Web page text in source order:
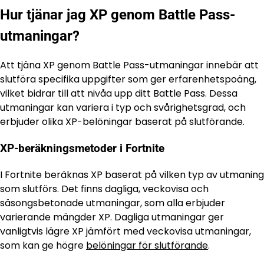
Hur tjänar jag XP genom Battle Pass-
utmaningar?
Att tjäna XP genom Battle Pass-utmaningar innebär att
slutföra specifika uppgifter som ger erfarenhetspoäng,
vilket bidrar till att nivåa upp ditt Battle Pass. Dessa
utmaningar kan variera i typ och svårighetsgrad, och
erbjuder olika XP-belöningar baserat på slutförande.
XP-beräkningsmetoder i Fortnite
I Fortnite beräknas XP baserat på vilken typ av utmaning
som slutförs. Det finns dagliga, veckovisa och
säsongsbetonade utmaningar, som alla erbjuder
varierande mängder XP. Dagliga utmaningar ger
vanligtvis lägre XP jämfört med veckovisa utmaningar,
som kan ge högre belöningar för slutförande.